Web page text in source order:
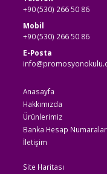
+90 (530) 266 50 86
Mobil
+90 (530) 266 50 86
E-Posta
Anasayfa
Hakkımızda
Ürünlerimiz
Banka Hesap
İletişim
Site Haritası